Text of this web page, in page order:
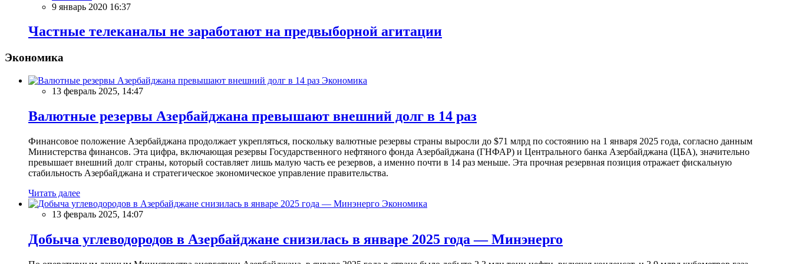
9 январь 2020 16:37
Частные телеканалы не заработают на предвыборной агитации
Экономика
Экономика
13 февраль 2025, 14:47
Валютные резервы Азербайджана превышают внешний долг в 14 раз
Финансовое положение Азербайджана продолжает укрепляться, поскольку валютные резервы страны выросли до $71 млрд по состоянию на 1 января 2025 года, согласно данным
Министерства финансов. Эта цифра, включающая резервы Государственного нефтяного фонда Азербайджана (ГНФАР) и Центрального банка Азербайджана (ЦБА), значительно
превышает внешний долг страны, который составляет лишь малую часть ее резервов, а именно почти в 14 раз меньше. Эта прочная резервная позиция отражает фискальную
стабильность Азербайджана и стратегическое экономическое управление правительства.
Читать далее
Экономика
13 февраль 2025, 14:07
Добыча углеводородов в Азербайджане снизилась в январе 2025 года — Минэнерго